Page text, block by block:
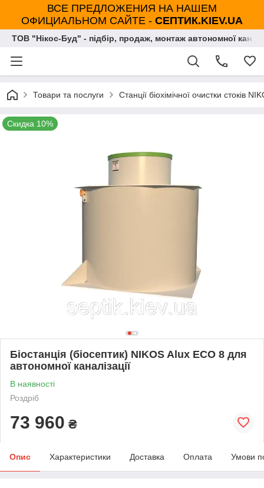
ВСЕ ПРЕДЛОЖЕНИЯ НА НАШЕМ
ОФИЦИАЛЬНОМ САЙТЕ - СЕПТИК.KIEV.UA
ТОВ "Нікос-Буд" - підбір, продаж, монтаж автономної
Товари та послуги Станції біохімічної очистки стоків
Скидка 10%
Біостанція (біосептик) NIKOS Alux ECO 8 для
автономної каналізації
В наявності
Роздріб
73 960 ₴
Опис Характеристики Доставка Оплата Умови